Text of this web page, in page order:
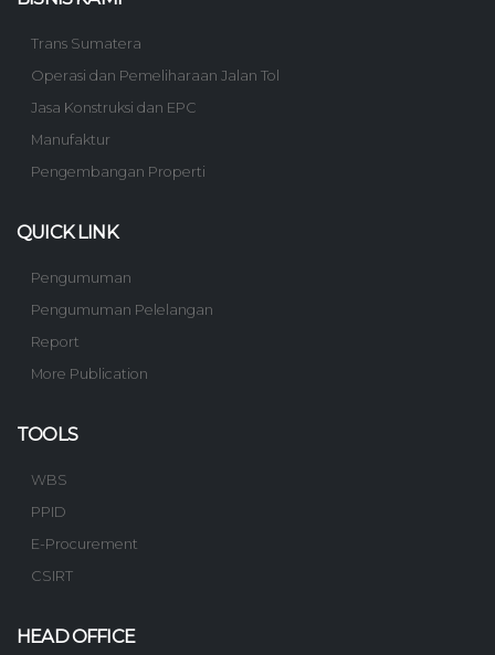
Trans Sumatera
Operasi dan Pemeliharaan Jalan Tol
Jasa Konstruksi dan EPC
Manufaktur
Pengembangan Properti
QUICK LINK
Pengumuman
Pengumuman Pelelangan
Report
More Publication
TOOLS
WBS
PPID
E-Procurement
CSIRT
HEAD OFFICE